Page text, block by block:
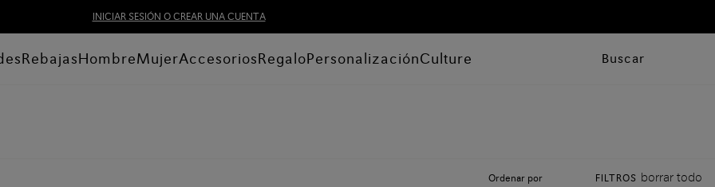
INICIAR SESIÓN O CREAR UNA CUENTA
RebajasHombreMujerAccesoriosRegaloPersonalizaciónCulture Buscar
Ordenar por FILTROS borrar todo